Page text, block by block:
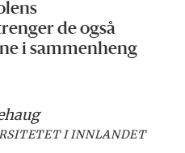
de også
i sammenheng
I INNLANDET